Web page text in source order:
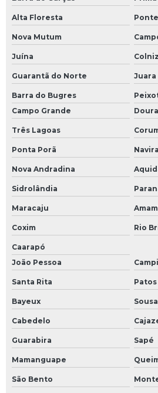
Alta Floresta
Nova Mutum
Juína
Guarantã do Norte Juara
Barra do Bugres
Campo Grande
Três Lagoas
Ponta Porã
Nova Andradina
Sidrolândia
Maracaju
Coxim Rio
Caarapó
João Pessoa
Santa Rita Patos
Bayeux Sousa
Cabedelo
Guarabira Sapé
Mamanguape
São Bento